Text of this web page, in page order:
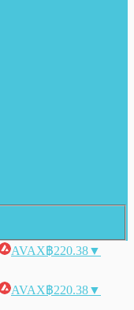
AVAX฿220.38▼
AVAX฿220.38▼